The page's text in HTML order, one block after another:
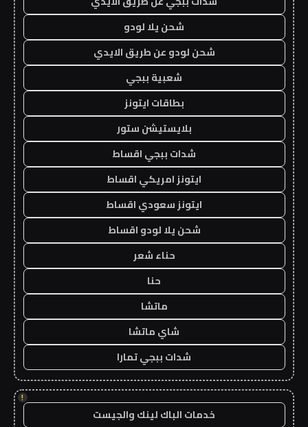
شحن يلا لودو
شحن لودو عن طريق الايدي
شعبية ببجي
بطاقات ايتونز
بلايستيشن ستور
شدات ببجي اقساط
ايتونز امريكي اقساط
ايتونز سعودي اقساط
شحن يلا لودو اقساط
حناء شعر
حنا
ماتشا
شاي ماتشا
شدات ببجي تمارا
!
خدمات الباك لينك والجيست